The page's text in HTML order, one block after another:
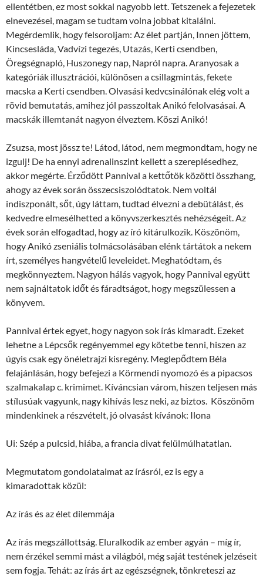
ellentétben, ez most sokkal nagyobb lett. Tetszenek a fejezetek
elnevezései, magam se tudtam volna jobbat kitalálni.
Megérdemlik, hogy felsoroljam: Az élet partján, Innen jöttem,
Kincsesláda, Vadvízi tegezés, Utazás, Kerti csendben,
Öregségnapló, Huszonegy nap, Napról napra. Aranyosak a
kategóriák illusztrációi, különösen a csillagmintás, fekete
macska a Kerti csendben. Olvasási kedvcsinálónak elég volt a
rövid bemutatás, amihez jól passzoltak Anikó felolvasásai. A
macskák illemtanát nagyon élveztem. Köszi Anikó!
Zsuzsa, most jössz te! Látod, látod, nem megmondtam, hogy ne
izgulj! De ha ennyi adrenalinszint kellett a szereplésedhez,
akkor megérte. Érződött Pannival a kettőtök közötti összhang,
ahogy az évek során összecsiszolódtatok. Nem voltál
indiszponált, sőt, úgy láttam, tudtad élvezni a debütálást, és
kedvedre elmesélhetted a könyvszerkesztés nehézségeit. Az
évek során elfogadtad, hogy az író kitárulkozik. Köszönöm,
hogy Anikó zseniális tolmácsolásában elénk tártátok a nekem
írt, személyes hangvételű leveleidet. Meghatódtam, és
megkönnyeztem. Nagyon hálás vagyok, hogy Pannival együtt
nem sajnáltatok időt és fáradtságot, hogy megszülessen a
könyvem.
Pannival értek egyet, hogy nagyon sok írás kimaradt. Ezeket
lehetne a Lépcsők regényemmel egy kötetbe tenni, hiszen az
úgyis csak egy önéletrajzi kisregény. Meglepődtem Béla
felajánlásán, hogy befejezi a Körmendi nyomozó és a pipacsos
szalmakalap c. krimimet. Kíváncsian várom, hiszen teljesen más
stílusúak vagyunk, nagy kihívás lesz neki, az biztos. Köszönöm
mindenkinek a részvételt, jó olvasást kívánok: Ilona
Ui: Szép a pulcsid, hiába, a francia divat felülmúlhatatlan.
Megmutatom gondolataimat az írásról, ez is egy a
kimaradottak közül:
Az írás és az élet dilemmája
Az írás megszállottság. Eluralkodik az ember agyán – míg ír,
nem érzékel semmi mást a világból, még saját testének jelzéseit
sem fogja. Tehát: az írás árt az egészségnek, tönkreteszi az